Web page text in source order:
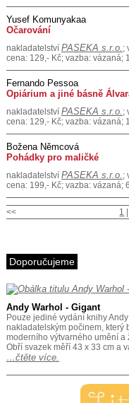
Yusef Komunyakaa
Očarování
nakladatelství PASEKA s.r.o. ;
cena: 129,- Kč; vazba: vázaná;
Fernando Pessoa
Opiárium a jiné básně
nakladatelství PASEKA s.r.o. ;
cena: 129,- Kč; vazba: vázaná;
Božena Němcová
Pohádky pro maličké
nakladatelství PASEKA s.r.o. ;
cena: 199,- Kč; vazba: vázaná;
<< 1
Doporučujeme
Andy Warhol - Gigant
Pouze jediné vydání knihy
nakladatelským počinem, který
moderního výtvarného umění a
Obří svazek měří 43 x 33 cm a
…čtěte více.